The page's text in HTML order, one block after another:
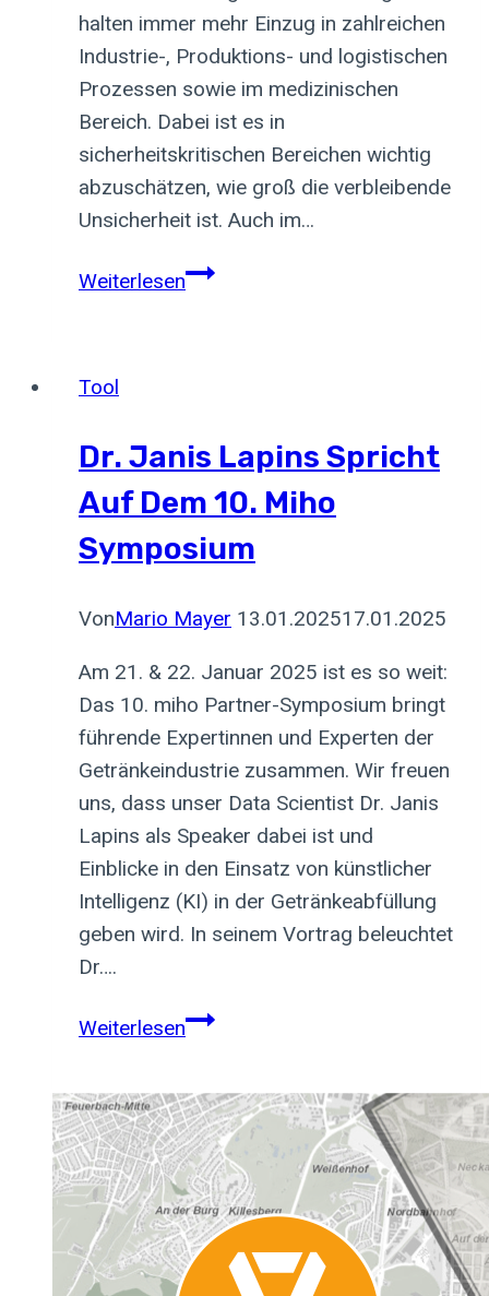
halten immer mehr Einzug in zahlreichen
Industrie-, Produktions- und logistischen
Prozessen sowie im medizinischen
Bereich. Dabei ist es in
sicherheitskritischen Bereichen wichtig
abzuschätzen, wie groß die verbleibende
Unsicherheit ist. Auch im…
WeiterlesenWo
Anwendung?
Tool
Dr. Janis Lapins Spricht
Auf Dem 10. Miho
Symposium
VonMario Mayer 13.01.202517.01.2025
Am 21. & 22. Januar 2025 ist es so weit:
Das 10. miho Partner-Symposium bringt
führende Expertinnen und Experten der
Getränkeindustrie zusammen. Wir freuen
uns, dass unser Data Scientist Dr. Janis
Lapins als Speaker dabei ist und
Einblicke in den Einsatz von künstlicher
Intelligenz (KI) in der Getränkeabfüllung
geben wird. In seinem Vortrag beleuchtet
Dr….
WeiterlesenDr.
spricht
auf
dem
10.
miho
Symposium